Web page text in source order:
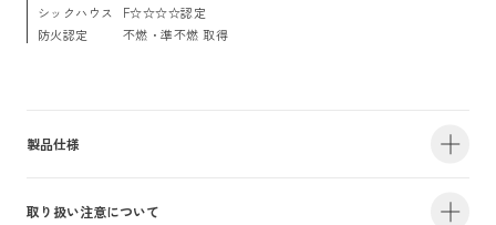
シックハウス
F☆☆☆☆認定
防火認定
不燃・準不燃 取得
製品仕様
・サイズ
940mm×47m（有効巾900mm・m切売り）
取り扱い注意について